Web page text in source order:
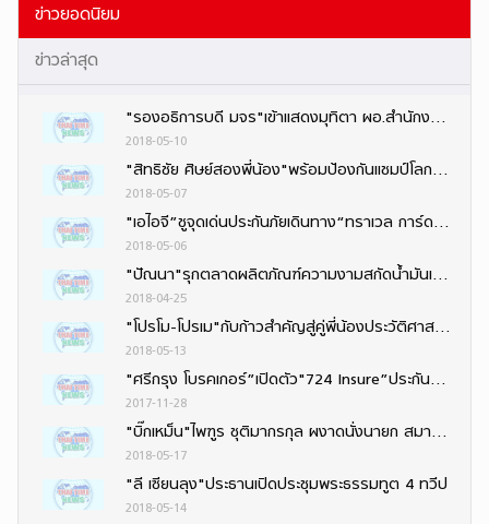
ข่าวยอดนิยม
ข่าวล่าสุด
"รองอธิการบดี มจร"เข้าแสดงมุทิตา ผอ.สำนักงานพระพุทธศาสนาจังหวัดนนทบุรีคนใหม่
2018-05-10
"สิทธิชัย ศิษย์สองพี่น้อง"พร้อมป้องกันแชมป์โลก“กลอรี่”ที่ฝรั่งเศส ควง“ธงชัย–เพชรพนมรุ้ง”ลุย
2018-05-07
"เอไอจี”ชูจุดเด่นประกันภัยเดินทาง“ทราเวล การ์ด”นำความโดดเด่น4ด้าน
2018-05-06
"ปัณนา"รุกตลาดผลิตภัณฑ์ความงามสกัดน้ำมันเสาวรส พัฒนาเป็น "ผลิตภัณฑ์บำรุงผิว"
2018-04-25
"โปรโม-โปรเม"กับก้าวสำคัญสู่คู่พี่น้องประวัติศาสตร์ LPGA
2018-05-13
"ศรีกรุง โบรคเกอร์”เปิดตัว"724 Insure”ประกันออนไลน์ง่าย ๆ 24 ชั่วโมง ตอบรับไลฟ์สไตล์ยุคดิจิทัล
2017-11-28
"บิ๊กเหม็น"ไพฑูร ชุติมากรกุล ผงาดนั่งนายก สมาคมนักข่าวช่างภาพกีฬาฯ สมัยที่ 6 ติดต่อกัน
2018-05-17
"ลี เซียนลุง"ประธานเปิดประชุมพระธรรมทูต 4 ทวีป
2018-05-14